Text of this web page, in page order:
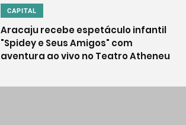
CAPITAL
Aracaju recebe espetáculo infantil
"Spidey e Seus Amigos" com
aventura ao vivo no Teatro Atheneu